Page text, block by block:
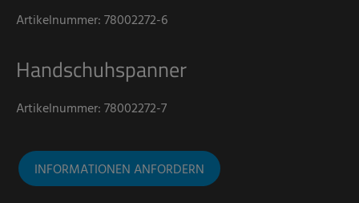
Artikelnummer: 78002272-6
Handschuhspanner
Artikelnummer: 78002272-7
INFORMATIONEN ANFORDERN